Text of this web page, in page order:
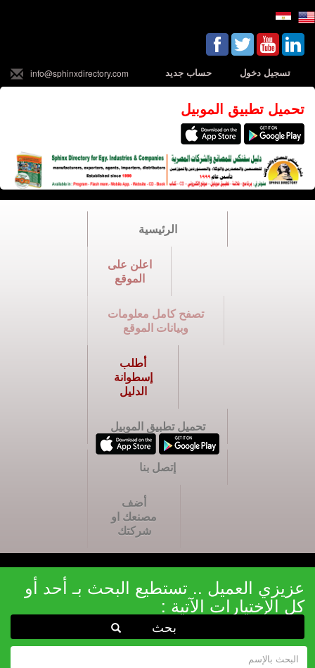
تسجيل دخول حساب جديد info@sphinxdirectory.com
تحميل تطبيق الموبيل
الرئيسية
اعلن على
الموقع
تصفح كامل معلومات
وبيانات الموقع
أطلب
إسطوانة
الدليل
تحميل تطبيق الموبيل
إتصل بنا
أضف
مصنعك او
شركتك
عزيزي العميل .. تستطيع البحث بـ أحد أو
كل الإختيارات الآتية :